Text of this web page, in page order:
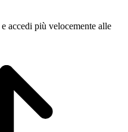
accedi più velocemente alle